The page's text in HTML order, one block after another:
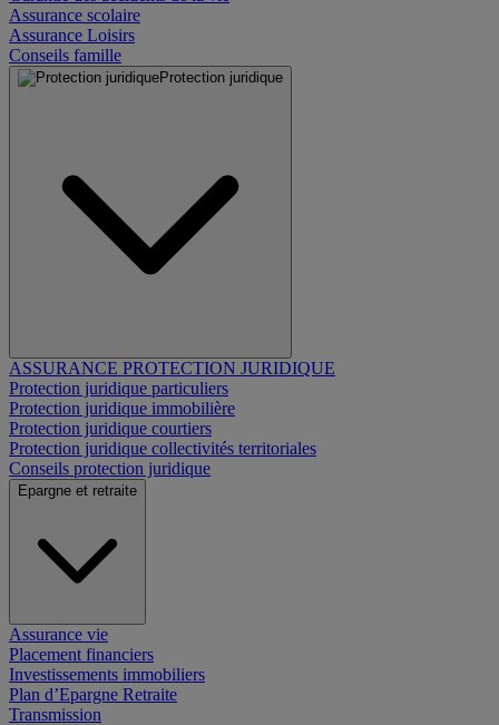
Assurance scolaire
Assurance Loisirs
Conseils famille
Protection juridique
ASSURANCE PROTECTION JURIDIQUE
Protection juridique particuliers
Protection juridique immobilière
Protection juridique courtiers
Protection juridique collectivités territoriales
Conseils protection juridique
Epargne et retraite
Assurance vie
Placement financiers
Investissements immobiliers
Plan d’Epargne Retraite
Transmission